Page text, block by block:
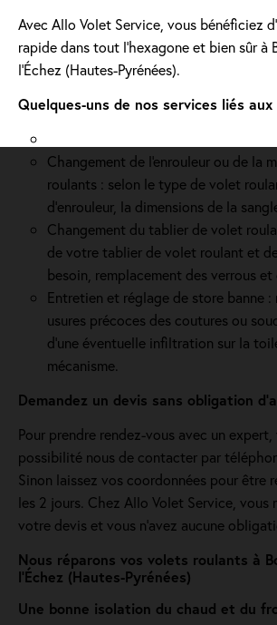
Avec Allo Volet Service, vous bénéficiez
rapide dans tout l'hexagone et bien sûr à
l’Échez (Hautes-Pyrénées).
Quelques-uns de nos services liés
Changement de l'enrouleur ou de la
roulants : selon le type de volet
d’enrouleur, la dimensions de la
Changement du tablier de volet
de votre tablier de volet roulant et
besoin, remplacement des verrous
Entretien et réglage de store banne :
usures précoces des coutures ou
d'une éventuelle infiltration sur la
mécanisme.
Demandez un devis sans obligation
Pour prendre rendez-vous avec un
possibilité nous de contacter par
Sinon laissez vos coordonnées pour être
les 2 jours. Chez Allo Volet Service, vous
votre devis et vous n'avez aucune
Nous réparons vos volets roulants à
l’Échez (Hautes-Pyrénées)
Une bonne isolation du chaud et du